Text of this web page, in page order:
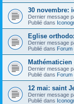
30 novembre:
Dernier message
Publié dans
Eglise
Dernier message
Publié dans Forum
Mathématicien
Dernier message
Publié dans Forum
12 mai: saint
Dernier message
Publié dans